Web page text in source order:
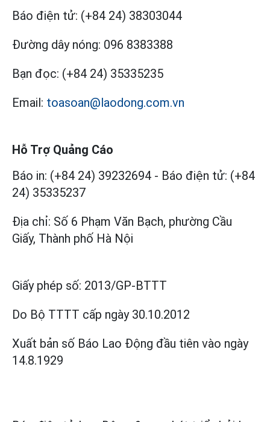
Báo điện tử: (+84 24) 38303044
Đường dây nóng: 096 8383388
Bạn đọc: (+84 24) 35335235
Email: toasoan@laodong.com.vn
Hỗ Trợ Quảng Cáo
Báo in: (+84 24) 39232694 - Báo điện tử: (+84
24) 35335237
Địa chỉ: Số 6 Phạm Văn Bạch, phường Cầu
Giấy, Thành phố Hà Nội
Giấy phép số: 2013/GP-BTTT
Do Bộ TTTT cấp ngày 30.10.2012
Xuất bản số Báo Lao Động đầu tiên vào ngày
14.8.1929